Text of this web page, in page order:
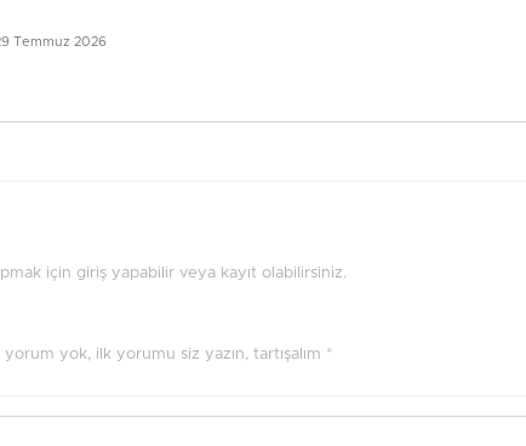
Temmuz 2026
için giriş yapabilir veya kayıt olabilirsiniz.
yok, ilk yorumu siz yazın, tartışalım *